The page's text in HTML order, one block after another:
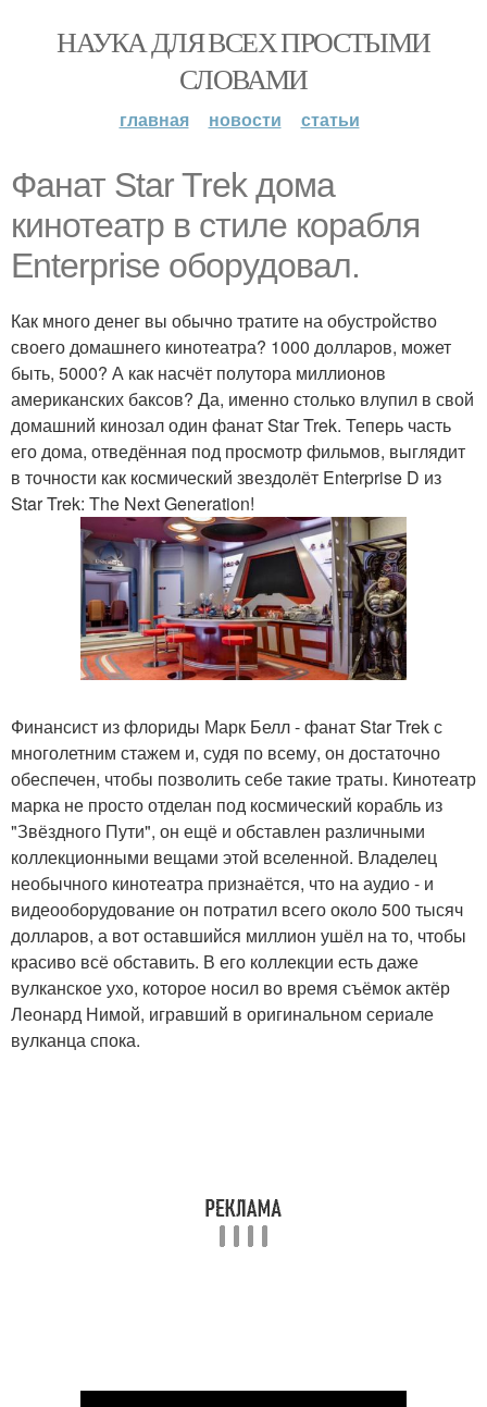
НАУКА ДЛЯ ВСЕХ ПРОСТЫМИ
СЛОВАМИ
главная новости статьи
Фанат Star Trek дома
кинотеатр в стиле корабля
Enterprise оборудовал.
Как много денег вы обычно тратите на обустройство
своего домашнего кинотеатра? 1000 долларов, может
быть, 5000? А как насчёт полутора миллионов
американских баксов? Да, именно столько влупил в свой
домашний кинозал один фанат Star Trek. Теперь часть
его дома, отведённая под просмотр фильмов, выглядит
в точности как космический звездолёт Enterprise D из
Star Trek: The Next Generation!
Финансист из флориды Марк Белл - фанат Star Trek с
многолетним стажем и, судя по всему, он достаточно
обеспечен, чтобы позволить себе такие траты. Кинотеатр
марка не просто отделан под космический корабль из
"Звёздного Пути", он ещё и обставлен различными
коллекционными вещами этой вселенной. Владелец
необычного кинотеатра признаётся, что на аудио - и
видеооборудование он потратил всего около 500 тысяч
долларов, а вот оставшийся миллион ушёл на то, чтобы
красиво всё обставить. В его коллекции есть даже
вулканское ухо, которое носил во время съёмок актёр
Леонард Нимой, игравший в оригинальном сериале
вулканца спока.